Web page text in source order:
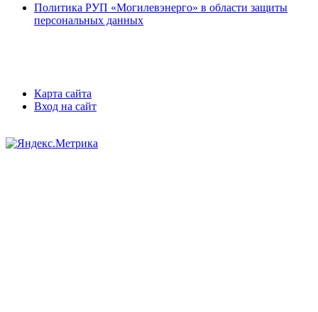
Политика РУП «Могилевэнерго» в области защиты
персональных данных
Карта сайта
Вход на сайт